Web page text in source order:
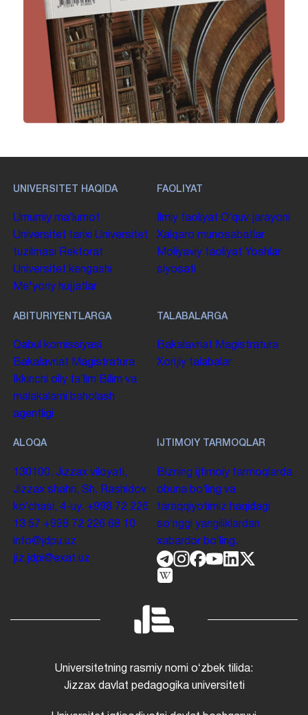
UNIVERSITET HAQIDA
Umumiy maʼlumot
Universitet tarixi Universitet
tuzilmasi
Rektorat
Universitet kengashi
Me'yoriy hujjatlar
FAOLIYAT
Ilmiy faoliyat Oʻquv jarayoni
Xalqaro munosabatlar
Moliyaviy faoliyat Yoshlar
siyosati
ABITURIYENTLARGA
Qabul komissiyasi
Bakalavriat Magistratura
Ikkinchi oliy taʼlim Bilim va
malakalarni baholash
agentligi
TALABALARGA
Bakalavriat Magistratura
Xorijiy talabalar
ALOQA
130100. Jizzax viloyati,
Jizzax shahri, Sh. Rashidov
koʻchasi, 4-uy. +998 72 226
13 57 +998 72 226 68 10
info@jdpu.uz
jiz.jdpi@exat.uz
IJTIMOIY TARMOQLAR
Bizning ijtimoiy tarmoqlarda
obuna boʻling va
taraqqiyotimiz haqidagi
soʻnggi yangiliklardan
xabardor boʻling.
Universitetning rasmiy nomi oʻzbek tilida:
Jizzax davlat pedagogika universiteti